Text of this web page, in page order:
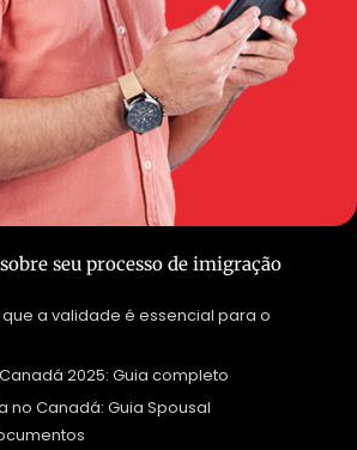
seu processo de imigração
que a validade é essencial para o
2025: Guia completo
no Canadá: Guia Spousal